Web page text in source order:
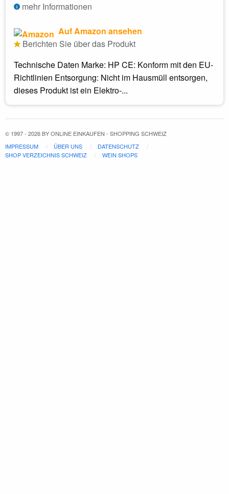
mehr Informationen
Auf Amazon ansehen
Berichten Sie über das Produkt
Technische Daten Marke: HP CE: Konform mit den EU-
Richtlinien Entsorgung: Nicht im Hausmüll entsorgen,
dieses Produkt ist ein Elektro-...
© 1997 - 2026 BY ONLINE EINKAUFEN - SHOPPING SCHWEIZ
IMPRESSUM
ÜBER UNS
DATENSCHUTZ
SHOP VERZEICHNIS SCHWEIZ
WEIN SHOPS